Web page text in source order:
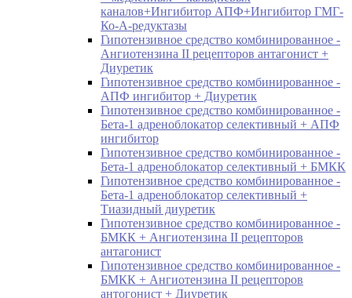
каналов+Ингибитор АПФ+Ингибитор ГМГ-
Ко-А-редуктазы
Гипотензивное средство комбинированное -
Ангиотензина II рецепторов антагонист +
Диуретик
Гипотензивное средство комбинированное -
АПФ ингибитор + Диуретик
Гипотензивное средство комбинированное -
Бета-1 адреноблокатор селективный + АПФ
ингибитор
Гипотензивное средство комбинированное -
Бета-1 адреноблокатор селективный + БМКК
Гипотензивное средство комбинированное -
Бета-1 адреноблокатор селективный +
Тиазидный диуретик
Гипотензивное средство комбинированное -
БМКК + Ангиотензина II рецепторов
антагонист
Гипотензивное средство комбинированное -
БМКК + Ангиотензина II рецепторов
антогонист + Диуретик